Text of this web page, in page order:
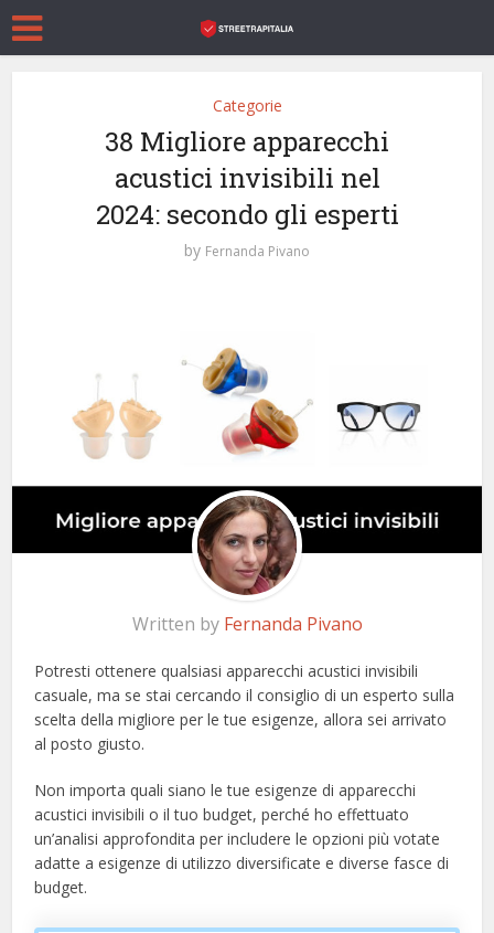
Categorie
38 Migliore apparecchi
acustici invisibili nel
2024: secondo gli esperti
by Fernanda Pivano
Written by Fernanda Pivano
Potresti ottenere qualsiasi apparecchi acustici invisibili
casuale, ma se stai cercando il consiglio di un esperto sulla
scelta della migliore per le tue esigenze, allora sei arrivato
al posto giusto.
Non importa quali siano le tue esigenze di apparecchi
acustici invisibili o il tuo budget, perché ho effettuato
un’analisi approfondita per includere le opzioni più votate
adatte a esigenze di utilizzo diversificate e diverse fasce di
budget.